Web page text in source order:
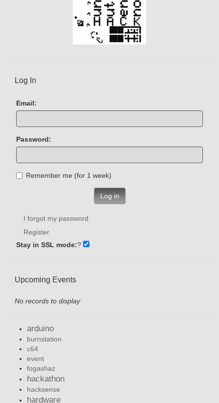
Log In
Email:
Password:
Remember me (for 1 week)
Log in
I forgot my password
Register
Stay in SSL mode:?
Upcoming Events
No records to display
arduino
burnstation
c64
event
fogashaz
hackathon
hacksense
hardware